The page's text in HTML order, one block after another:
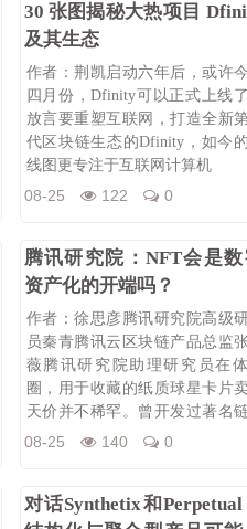
30 张图揭秘大热项目
及其生态
作者：荆凯启动六年后，或许
四月份，Dfinity可以正式上线了
放言要重塑互联网，打造全新
代区块链生态的Dfinity，如今
线图更专注于互联网计算机
08-25 122 0
腾讯研究院：NFT会是数
资产化的开端吗？
作者：徐思彦腾讯研究院高级
员秦青腾讯云区块链产品总监
薇腾讯研究院助理研究员在
圈，用于收藏的纸质球星卡片
天价并不稀罕。曾开发过著名
“加密猫”（
08-25 140 0
对话Synthetix和Perpetual